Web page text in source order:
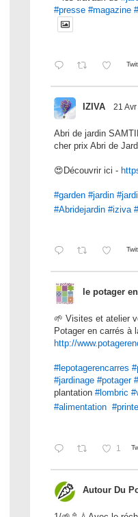
#presse #magazine
IZIVA 21
Abri de jardin
cher prix Abri de
😍Découvrir ici -
#garden #jardin
#Abridejardin #iziva
le potager
🌱 Visites et atelier
Potager en carrés à
http://
#lepotagerencarres
#jardinage #potager
plantation#lombric
#alimentation
1
Autour Du